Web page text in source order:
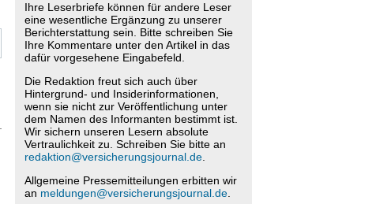
Ihre Leserbriefe können für andere Leser
eine wesentliche Ergänzung zu unserer
Berichterstattung sein. Bitte schreiben Sie
Ihre Kommentare unter den Artikel in das
dafür vorgesehene Eingabefeld.
Die Redaktion freut sich auch über
Hintergrund- und Insiderinformationen,
wenn sie nicht zur Veröffentlichung unter
dem Namen des Informanten bestimmt ist.
Wir sichern unseren Lesern absolute
Vertraulichkeit zu. Schreiben Sie bitte an
redaktion@versicherungsjournal.de.
Allgemeine Pressemitteilungen erbitten wir
an meldungen@versicherungsjournal.de.